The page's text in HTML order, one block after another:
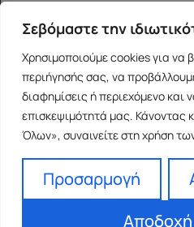
Σεβόμαστε την
Χρησιμοποιούμε cookies για να
περιήγησής σας, να
διαφημίσεις ή περιεχόμενο και
επισκεψιμότητά μας. Κάνοντας
Όλων», συναινείτε στη χρήση
Προσαρμογή
ΙΩΑΝΝΙΝΑ
Γεώργιου
+30 26516 08616
Franchise